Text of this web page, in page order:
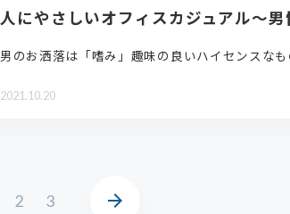
人にやさしいオフィスカジュアル～
男のお洒落は「嗜み」趣味の良いハイセンスな
2021.10.20
2 3 arrow_forward